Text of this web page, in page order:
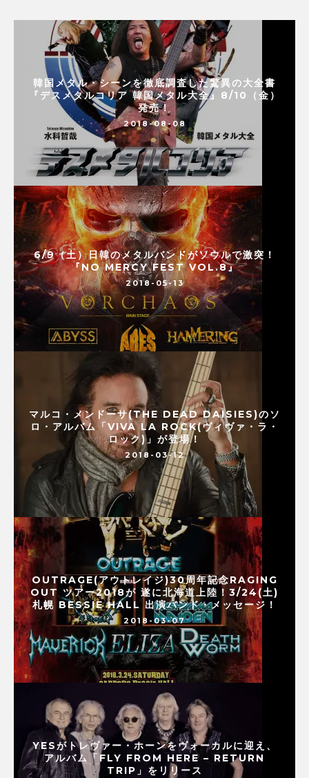
韓国メタル・シーンを徹底調査した驚異の大全書
『デスメタルコリア 韓国メタル大全』8/10（金）
発売！
2018-08-08
6/9（土）日韓のメタルバンドがソウルで激突！
『NO MERCY FEST VOL.8』
2018-05-13
マルコ・メンドーサ(THE DEAD DAISIES)のソ
ロ・アルバム「VIVA LA ROCK(ヴィヴァ・ラ・
ロック)」が登場！
2018-03-12
OUTRAGE(アウトレイジ)30周年記念RAGING
OUT ツアー2018が 遂に北海道上陸！3/24(土)
札幌 BESSIE HALL 出演バンド・メッセージ！
2018-03-07
YESがトレヴァー・ホーンをヴォーカルに迎え、
アルバム「FLY FROM HERE – RETURN
TRIP」をリリース